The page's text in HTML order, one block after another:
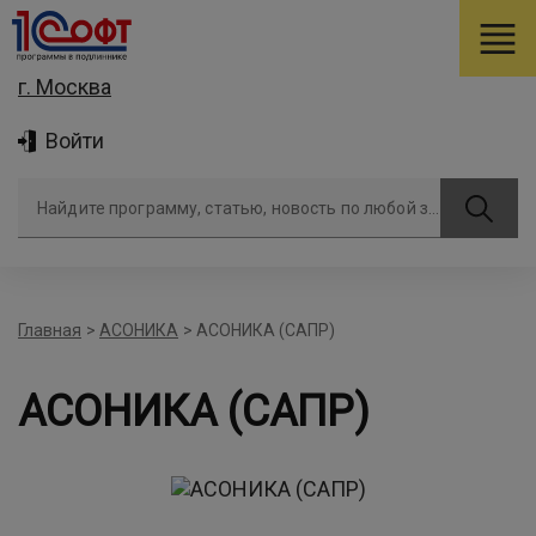
г. Москва
Войти
Главная > АСОНИКА > АСОНИКА (САПР)
АСОНИКА (САПР)